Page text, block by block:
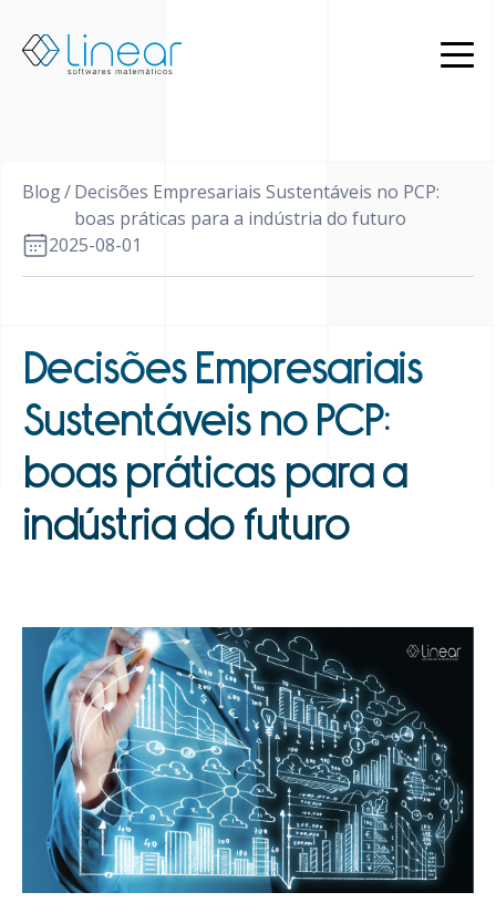
EN
Blog/Decisões Empresariais Sustentáveis no PCP:
boas práticas para a indústria do futuro
2025-08-01
Decisões Empresariais
Sustentáveis no PCP:
boas práticas para a
indústria do futuro